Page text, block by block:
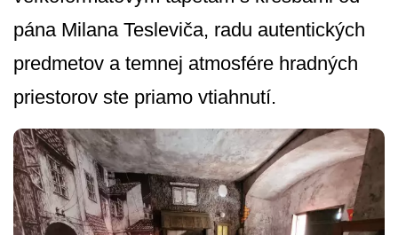
pána Milana Tesleviča, radu autentických
predmetov a temnej atmosfére hradných
priestorov ste priamo vtiahnutí.